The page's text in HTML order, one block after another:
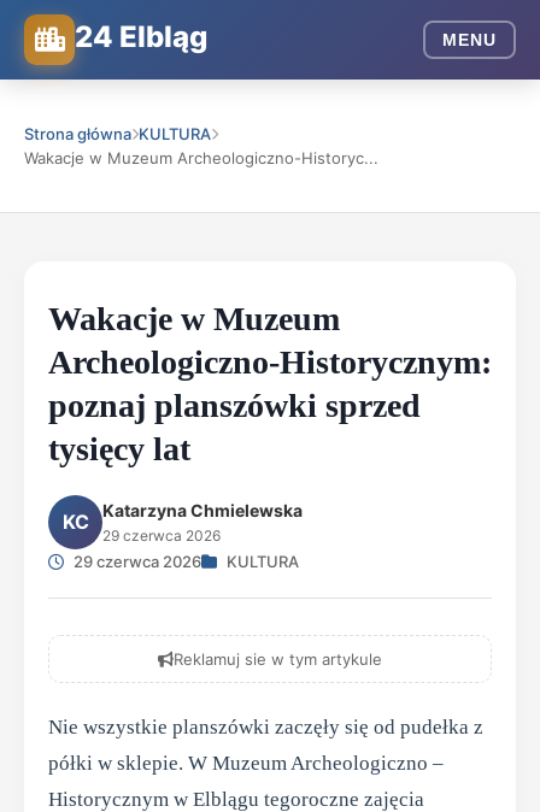
24 Elbląg MENU
Strona główna KULTURA
Wakacje w Muzeum Archeologiczno-Historyc...
Wakacje w Muzeum
Archeologiczno-Historycznym:
poznaj planszówki sprzed
tysięcy lat
KC Katarzyna Chmielewska
29 czerwca 2026
29 czerwca 2026 KULTURA
Reklamuj sie w tym artykule
Nie wszystkie planszówki zaczęły się od pudełka z
półki w sklepie. W Muzeum Archeologiczno –
Historycznym w Elblągu tegoroczne zajęcia